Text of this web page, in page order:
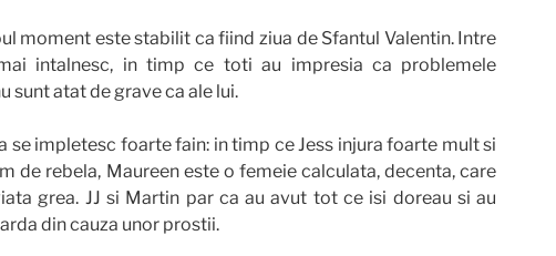
moment este stabilit ca fiind ziua de Sfantul Valentin. Intre
intalnesc, in timp ce toti au impresia ca problemele
sunt atat de grave ca ale lui.
se impletesc foarte fain: in timp ce Jess injura foarte mult si
de rebela, Maureen este o femeie calculata, decenta, care
grea. JJ si Martin par ca au avut tot ce isi doreau si au
din cauza unor prostii.